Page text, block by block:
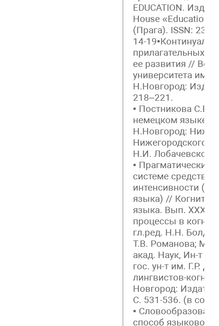
EDUCATION.
House «Education
(Прага). ISSN:
14-
прилагательных
ее развития //
университета им.
Н.Новгород: Изд-
218–221.
• Постникова С.В.
немецком языке.
Н.Новгород:
Нижегородского
Н.И.
• Прагматический
системе средств
интенсивности
языка) //
языка. Вып.
процессы в
гл.ред. Н.Н.
Т.В. Романова; М-
акад. Наук, Ин-т
гос. ун-т им. Г.Р.
лингвистов-
Новгород:
С. 531-536. (в
•
способ языковой